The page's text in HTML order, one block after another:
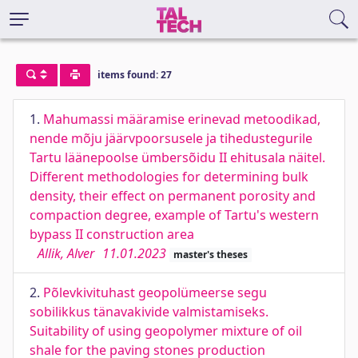
items found: 27
1. Mahumassi määramise erinevad metoodikad,
nende mõju jäärvpoorsusele ja tihedustegurile
Tartu läänepoolse ümbersõidu II ehitusala näitel.
Different methodologies for determining bulk
density, their effect on permanent porosity and
compaction degree, example of Tartu's western
bypass II construction area
Allik, Alver 11.01.2023 master's theses
2. Põlevkivituhast geopolümeerse segu
sobilikkus tänavakivide valmistamiseks.
Suitability of using geopolymer mixture of oil
shale for the paving stones production